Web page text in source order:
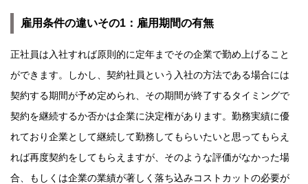
雇用条件の違いその1：雇用期間の有無
正社員は入社すれば原則的に定年までその企業で勤め上げること
ができます。しかし、契約社員という入社の方法である場合には
契約する期間が予め定められ、その期間が終了するタイミングで
契約を継続するか否かは企業に決定権があります。勤務実績に優
れており企業として継続して勤務してもらいたいと思ってもらえ
れば再度契約をしてもらえますが、そのような評価がなかった場
合、もしくは企業の業績が著しく落ち込みコストカットの必要が